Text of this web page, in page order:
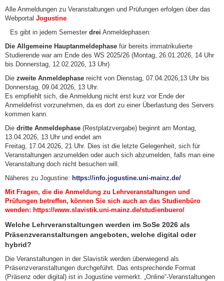
Alle Anmeldungen zu Veranstaltungen und Prüfungen erfolgen über das
Webportal Jogustine
Es gibt in jedem Semester drei Anmeldephasen:
Die Allgemeine Hauptanmeldephase für bereits immatrikulierte
Studierende war am Ende des WS 2025/26 (Montag, 26.01.2026, 14 Uhr
bis Donnerstag, 12.02.2026, 13 Uhr)
Die zweite Anmeldephase reicht von Dienstag, 07.04.2026,13 Uhr bis
Donnerstag, 09.04.2026, 13 Uhr.
Es empfiehlt sich, die Anmeldung nicht erst kurz vor Ende der
Anmeldefrist vorzunehmen, da es dort zu einer Überlastung des Servers
kommen kann.
Die dritte Anmeldephase (Restplatzvergabe) beginnt am Montag,
13.04.2026, 13 Uhr und endet am
Freitag, 17.04.2026, 21 Uhr. Dies ist die letzte Gelegenheit, sich für
Veranstaltungen anzumelden oder auch sich abzumelden, falls man eine
Veranstaltung doch nicht besuchen will.
Näheres zu Jogustine: https://info.jogustine.uni-mainz.de/
Mit Fragen, die die Anmeldung zu Lehrveranstaltungen und
Prüfungen betreffen, können Sie sich auch an das Studienbüro
wenden: https://www.slavistik.uni-mainz.de/studienbuero/
Welche Lehrveranstaltungen werden im SoSe 2026 als
Präsenzveranstaltungen angeboten, welche digital oder
hybrid?
Die Veranstaltungen in der Slavistik werden überwiegend als
Präsenzveranstaltungen durchgeführt. Das entsprechende Format
(Präsenz oder digital) ist in Jogustine vermerkt. „Online“-Veranstaltungen